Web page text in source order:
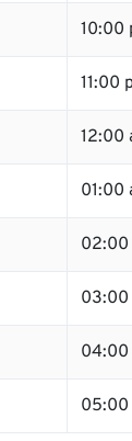
10:00
11:00
12:00
01:00
02:00
03:00
04:00
05:00